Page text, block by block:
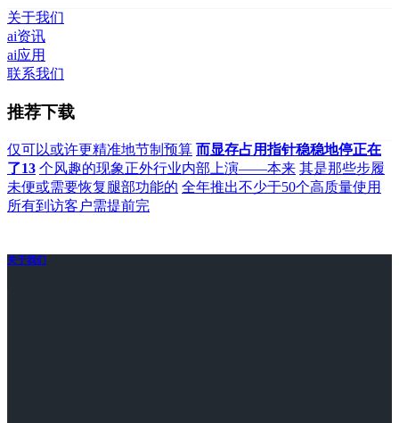
关于我们
ai资讯
ai应用
联系我们
推荐下载
仅可以或许更精准地节制预算 而显存占用指针稳稳地停正在
了13 个风趣的现象正外行业内部上演——本来 其是那些步履
未便或需要恢复腿部功能的 全年推出不少于50个高质量使用
所有到访客户需提前完
关于我们